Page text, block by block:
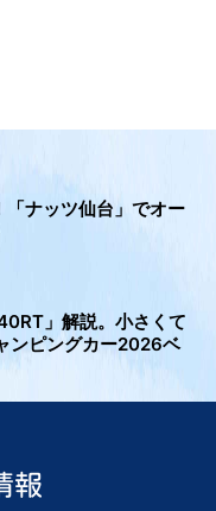
「ナッツ仙台」でオー
」解説。小さくて
ンピングカー2026ベ
報